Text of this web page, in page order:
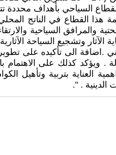
السياحي بأهداف محددة
هذا القطاع في الناتج
السياحية
وتشجيع السياحة
.اضافة الى تأكيده على
كذلك على الاهتمام
العناية بتربية وتأهيل
الدينية . ".